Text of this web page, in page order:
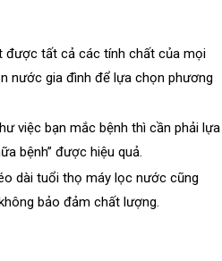
được tất cả các tính chất của mọi
nước gia đình để lựa chọn phương
việc bạn mắc bệnh thì cần phải lựa
bệnh” được hiệu quả.
dài tuổi thọ máy lọc nước cũng
bảo đảm chất lượng.